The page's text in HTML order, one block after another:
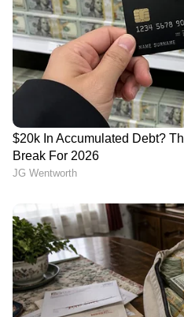
ഇന്‍ഷുറന്‍സ് ഉണ്ടല്ലോ
മതിയോ? പലര്‍ക്കും
ഇല്ലാത്തതോ
തുകയ്ക്കുള്ള
പ്രതിസന്ധി
സ്ഥാപനം നല്‍കുന്ന
വിശ്വസിച്ചിരിക്കുന്നത്
ഇന്‍ഷുറന്‍സ്
ക്ലെയിം ലഭിക്കാത്ത
കാരണം വലിയൊരു തുക
നല്‍കേണ്ടി വരുന്നു.
പോകാന്‍ കഴിയാത്ത
വരുമാനം
ചെയ്യുന്ന ഇരട്ട
'അധികാരികളുടെ
മണ്ടത്തരവും
കേരളത്തിൽ
Kerala Rains